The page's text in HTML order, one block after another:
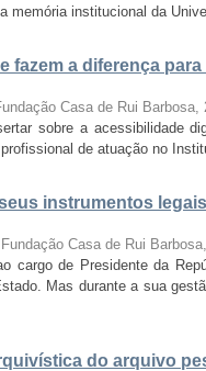
memória institucional da
fazem a diferença
Casa de Rui Barbosa,
sobre a acessibilidade
de atuação no
instrumentos
Casa de Rui Barbosa
cargo de Presidente da
Mas durante a sua
do arquivo